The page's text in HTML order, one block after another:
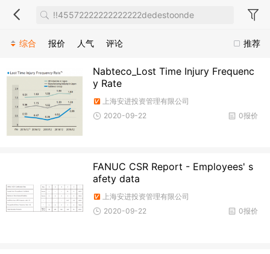
推荐
综合 报价 人气 评论
Nabteco_Lost Time Injury Frequenc
y Rate
上海安进投资管理有限公司
0报价
2020-09-22
FANUC CSR Report - Employees' s
afety data
上海安进投资管理有限公司
0报价
2020-09-22